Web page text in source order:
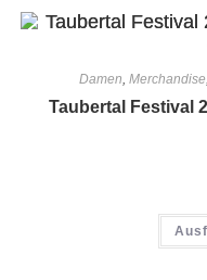
Damen, Merchandise,
Taubertal Festival